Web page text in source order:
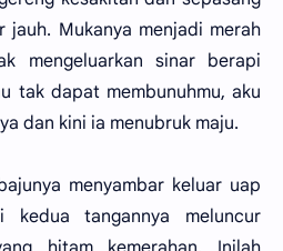
jauh. Mukanya menjadi merah
mengeluarkan sinar berapi
tak dapat membunuhmu, aku
dan kini ia menubruk maju.
menyambar keluar uap
kedua tangannya meluncur